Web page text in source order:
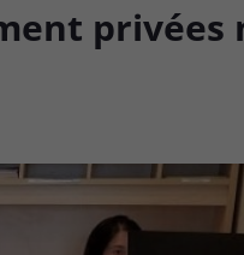
privées